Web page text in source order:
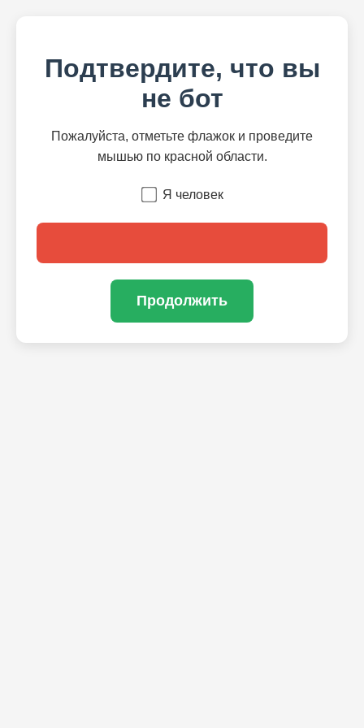
Подтвердите, что вы
не бот
Пожалуйста, отметьте флажок и проведите
мышью по красной области.
Я человек
Продолжить